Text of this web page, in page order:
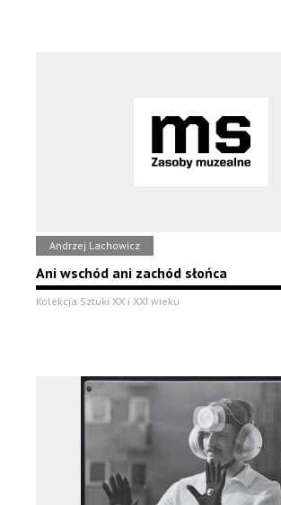
Andrzej Lachowicz
Ani wschód ani zachód słońca
Kolekcja Sztuki XX i XXI wieku